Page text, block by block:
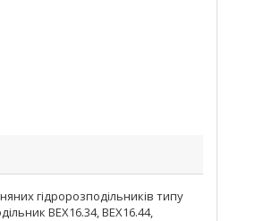
гідророзподільників типу
ВЕХ16.34, ВЕХ16.44,